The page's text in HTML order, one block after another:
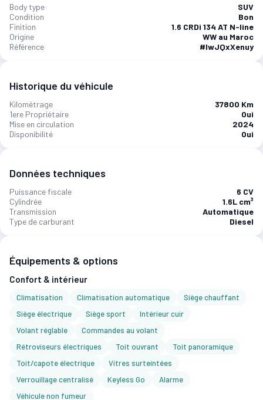
Body type
SUV
Condition
Bon
Finition
1.6 CRDi 134 AT N-line
Origine
WW au Maroc
Référence
#lwJQxXenuy
Historique du véhicule
Kilométrage
37800 Km
1ere Propriétaire
Oui
Mise en circulation
2024
Disponibilité
Oui
Données techniques
Puissance fiscale
6 CV
Cylindrée
1.6L cm³
Transmission
Automatique
Type de carburant
Diesel
Équipements & options
Confort & intérieur
Climatisation Climatisation automatique
Siège chauffant
Siège électrique
Siège sport
Intérieur cuir
Volant réglable
Commandes au volant
Rétroviseurs électriques
Toit ouvrant
Toit panoramique
Toit/capote électrique
Vitres surteintées
Verrouillage centralisé
Keyless Go
Alarme
Véhicule non fumeur